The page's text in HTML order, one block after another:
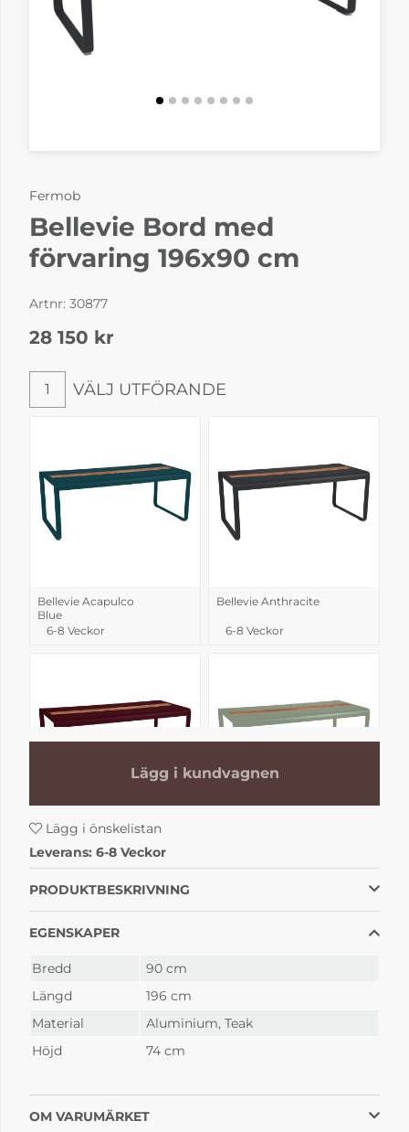
Fermob
Bellevie Bord med
förvaring 196x90 cm
Artnr: 30877
28 150 kr
Välj utförande
1 VÄLJ UTFÖRANDE
Bellevie Acapulco
Blue
6-8 Veckor
Bellevie Anthracite
6-8 Veckor
Bellevie Black
Cherry
6-8 Veckor
6-8 Veckor
Lägg i kundvagnen
Lägg i önskelistan
Leverans: 6-8 Veckor
PRODUKTBESKRIVNING
EGENSKAPER
Bredd
90 cm
Längd
196 cm
Material
Aluminium, Teak
Höjd
74 cm
OM VARUMÄRKET